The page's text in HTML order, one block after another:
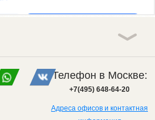
Телефон в Москве:
+7(495) 648-64-20
Адреса офисов и контактная